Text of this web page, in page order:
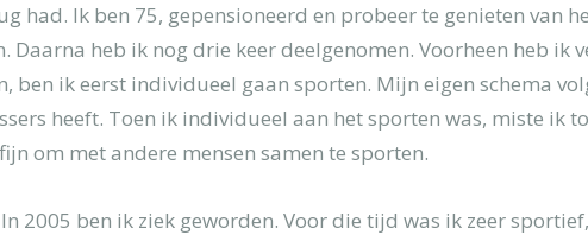
uw pijnklacht
had. Ik ben 75, gepensioneerd en probeer te genieten van
Daarna heb ik nog drie keer deelgenomen. Voorheen heb ik
ben ik eerst individueel gaan sporten. Mijn eigen schema
heeft. Toen ik individueel aan het sporten was, miste ik
om met andere mensen samen te sporten.
2005 ben ik ziek geworden. Voor die tijd was ik zeer